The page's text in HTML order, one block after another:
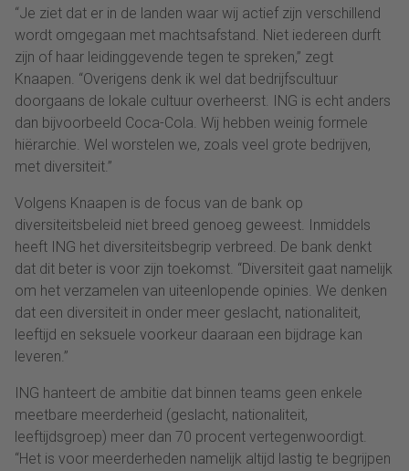
“Je ziet dat er in de landen waar wij actief zijn verschillend
wordt omgegaan met machtsafstand. Niet iedereen durft
zijn of haar leidinggevende tegen te spreken,” zegt
Knaapen. “Overigens denk ik wel dat bedrijfscultuur
doorgaans de lokale cultuur overheerst. ING is echt anders
dan bijvoorbeeld Coca-Cola. Wij hebben weinig formele
hiërarchie. Wel worstelen we, zoals veel grote bedrijven,
met diversiteit.”
Volgens Knaapen is de focus van de bank op
diversiteitsbeleid niet breed genoeg geweest. Inmiddels
heeft ING het diversiteitsbegrip verbreed. De bank denkt
dat dit beter is voor zijn toekomst. “Diversiteit gaat namelijk
om het verzamelen van uiteenlopende opinies. We denken
dat een diversiteit in onder meer geslacht, nationaliteit,
leeftijd en seksuele voorkeur daaraan een bijdrage kan
leveren.”
ING hanteert de ambitie dat binnen teams geen enkele
meetbare meerderheid (geslacht, nationaliteit,
leeftijdsgroep) meer dan 70 procent vertegenwoordigt.
“Het is voor meerderheden namelijk altijd lastig te begrijpen